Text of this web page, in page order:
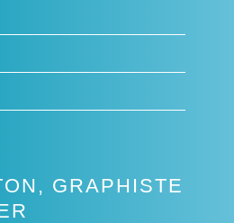
GRAPHISTE